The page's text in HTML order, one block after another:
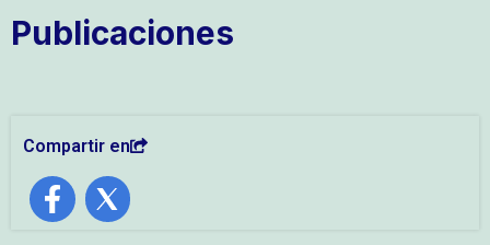
Publicaciones
Compartir en